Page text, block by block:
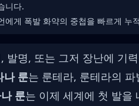
니다.
에게 폭발 화약의 중첩을 빠르게 누
발명, 또는 그저 장난에 기
나 룬는 룬테라, 룬테라의
룬는 이제 세계에 첫 발을